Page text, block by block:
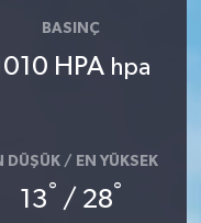
BASINÇ
HPA hpa
DÜŞÜK / EN YÜKSEK
13° / 28°